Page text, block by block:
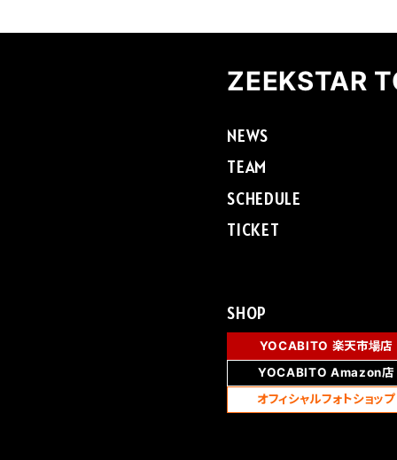
ZEEKSTAR
NEWS
TEAM
SCHEDULE
TICKET
SHOP
YOCABITO 楽天市場店
YOCABITO Amazon店
オフィシャルフォトショップ